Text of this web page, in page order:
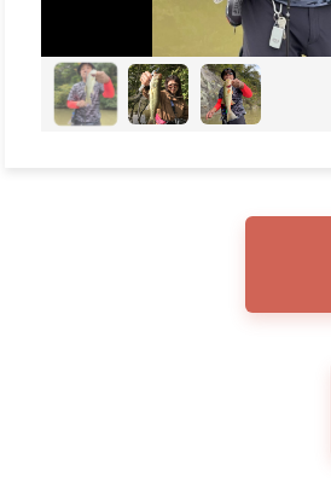
ライブソナーをより身近に！HOOK REVEAL
魚探